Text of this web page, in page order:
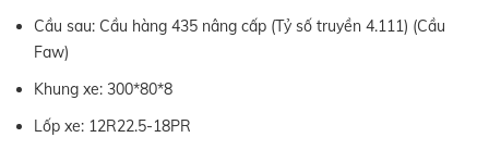
Cầu sau: Cầu hàng 435 nâng cấp (Tỷ số truyền 4.111) (Cầu
Faw)
Khung xe: 300*80*8
Lốp xe: 12R22.5-18PR